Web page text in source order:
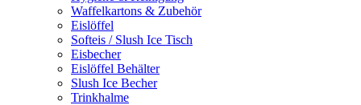
Waffelkartons & Zubehör
Eislöffel
Softeis / Slush Ice Tisch
Eisbecher
Eislöffel Behälter
Slush Ice Becher
Trinkhalme